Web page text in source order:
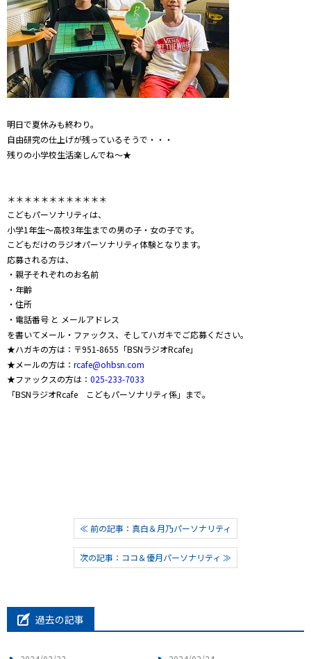
明日で夏休みも終わり。
自由研究の仕上げが残っているそうで・・・
残りの小学校生活楽しんでね～★
＊＊＊＊＊＊＊＊＊＊＊＊
こどもパーソナリティは、
小学1 年生～高校3年生までの男の子・女の子です。
こどもだけのラジオパーソナリティ体験となります。
応募される方は、
・親子それぞれのお名前
・年齢
・住所
・電話番号 と メールアドレス
を書いてメール・ファックス、そしてハガキでご応募ください。
★ハガキの方は：〒951-8655 「BSNラジオRcafe」
★メールの方は： rcafe@ohbsn.com
★ファックスの方は： 025-233-7033
「BSNラジオRcafe こどもパーソナリティ係」まで。
≪ 前の記事：真白＆月乃パーソナリティ
次の記事：ココ＆優月パーソナリティ ≫
過去の記事